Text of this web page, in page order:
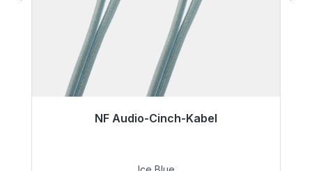
NF Audio-Cinch-Kabel
28,99 €